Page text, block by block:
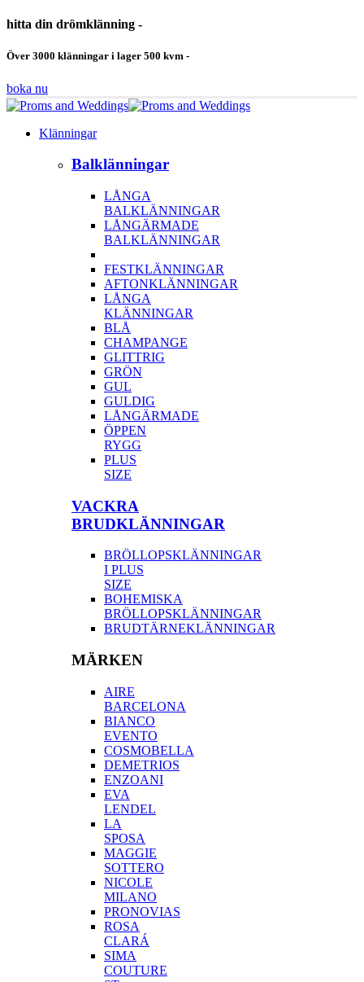
hitta din drömklänning -
Över 3000 klänningar i lager 500 kvm -
boka nu
Klänningar
Balklänningar
LÅNGA
BALKLÄNNINGAR
LÅNGÄRMADE
BALKLÄNNINGAR
FESTKLÄNNINGAR
AFTONKLÄNNINGAR
LÅNGA
KLÄNNINGAR
BLÅ
CHAMPANGE
GLITTRIG
GRÖN
GUL
GULDIG
LÅNGÄRMADE
ÖPPEN
RYGG
PLUS
SIZE
VACKRA
BRUDKLÄNNINGAR
BRÖLLOPSKLÄNNINGAR
I PLUS
SIZE
BOHEMISKA
BRÖLLOPSKLÄNNINGAR
BRUDTÄRNEKLÄNNINGAR
MÄRKEN
AIRE
BARCELONA
BIANCO
EVENTO
COSMOBELLA
DEMETRIOS
ENZOANI
EVA
LENDEL
LA
SPOSA
MAGGIE
SOTTERO
NICOLE
MILANO
PRONOVIAS
ROSA
CLARÁ
SIMA
COUTURE